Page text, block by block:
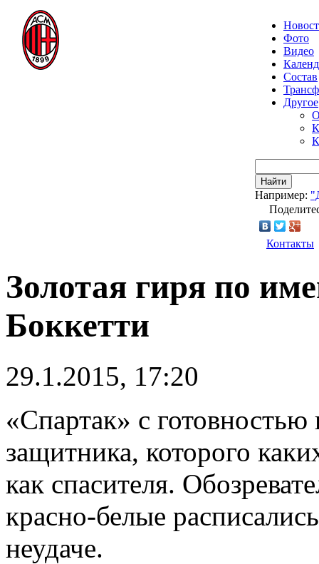
Фото
Видео
Состав
Другое
Найти
Например:
Контакты
Золотая гиря по
Боккетти
29.1.2015, 17:20
«Спартак» с
защитника, которого
как спасителя.
красно-белые
неудаче.